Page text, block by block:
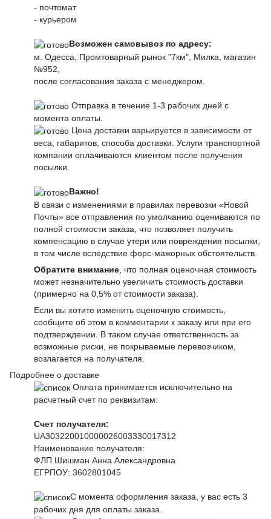
- почтомат
- курьером
Возможен самовывоз по адресу:
м. Одесса, Промтоварный рынок "7км", Милка, магазин
№952,
после согласования заказа с менеджером.
Отправка в течение 1-3 рабочих дней с
момента оплаты.
Цена доставки варьируется в зависимости от
веса, габаритов, способа доставки. Услуги транспортной
компании оплачиваются клиентом после получения
посылки.
Важно!
В связи с изменениями в правилах перевозки «Новой
Почты» все отправления по умолчанию оцениваются по
полной стоимости заказа, что позволяет получить
компенсацию в случае утери или повреждения посылки,
в том числе вследствие форс-мажорных обстоятельств.
Обратите внимание , что полная оценочная стоимость
может незначительно увеличить стоимость доставки
(примерно на 0,5% от стоимости заказа).
Если вы хотите изменить оценочную стоимость,
сообщите об этом в комментарии к заказу или при его
подтверждении. В таком случае ответственность за
возможные риски, не покрываемые перевозчиком,
возлагается на получателя.
Подробнее о доставке
Оплата принимается исключительно на
расчетный счет по реквизитам:
Счет получателя:
UA303220010000026003330017312
Наименование получателя:
ФЛП Шишман Анна Александровна
ЕГРПОУ: 3602801045
С момента оформления заказа, у вас есть 3
рабочих дня для оплаты заказа.